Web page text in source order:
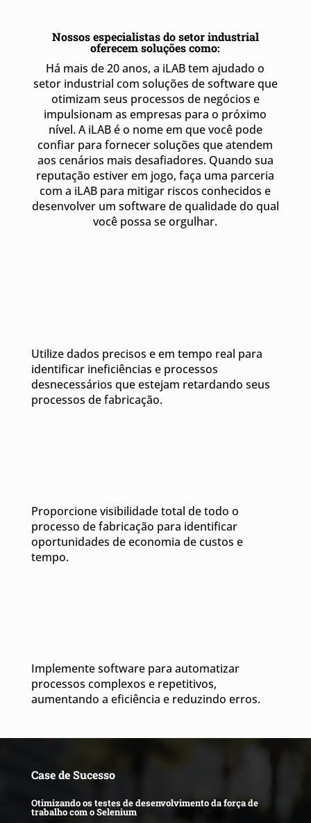
Nossos especialistas do setor industrial
oferecem soluções como:
Há mais de 20 anos, a iLAB tem ajudado o
setor industrial com soluções de software que
otimizam seus processos de negócios e
impulsionam as empresas para o próximo
nível. A iLAB é o nome em que você pode
confiar para fornecer soluções que atendem
aos cenários mais desafiadores. Quando sua
reputação estiver em jogo, faça uma parceria
com a iLAB para mitigar riscos conhecidos e
desenvolver um software de qualidade do qual
você possa se orgulhar.
Utilize dados precisos e em tempo real para
identificar ineficiências e processos
desnecessários que estejam retardando seus
processos de fabricação.
Proporcione visibilidade total de todo o
processo de fabricação para identificar
oportunidades de economia de custos e
tempo.
Implemente software para automatizar
processos complexos e repetitivos,
aumentando a eficiência e reduzindo erros.
Case de Sucesso
Otimizando os testes de desenvolvimento da força de
trabalho com o Selenium